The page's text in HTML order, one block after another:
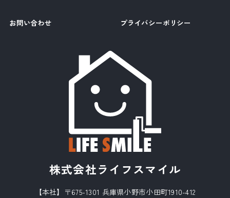
株式会社ライフスマイル
【本社】〒675-1301 兵庫県小野市小田町1910-412
お問い合わせ プライバシーポリシー